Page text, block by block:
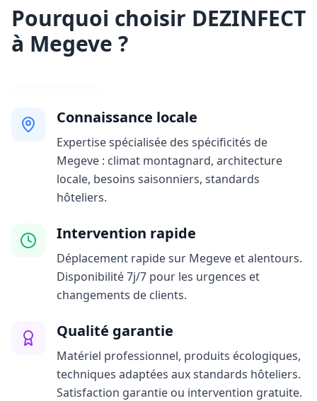
Pourquoi choisir DEZINFECT
à Megeve ?
Connaissance locale
Expertise spécialisée des spécificités de
Megeve : climat montagnard, architecture
locale, besoins saisonniers, standards
hôteliers.
Intervention rapide
Déplacement rapide sur Megeve et alentours.
Disponibilité 7j/7 pour les urgences et
changements de clients.
Qualité garantie
Matériel professionnel, produits écologiques,
techniques adaptées aux standards hôteliers.
Satisfaction garantie ou intervention gratuite.